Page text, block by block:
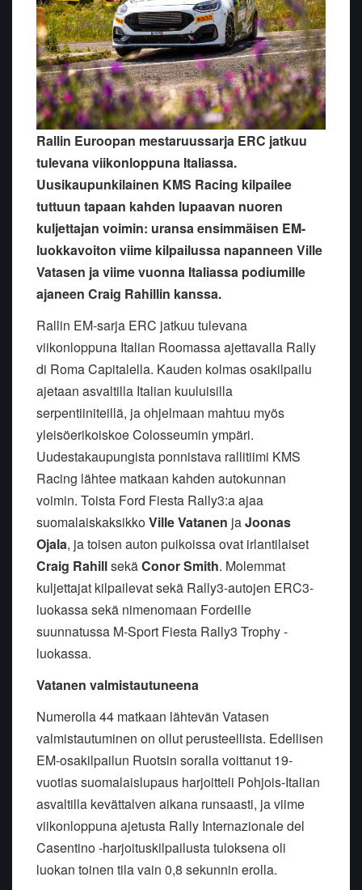
Rallin Euroopan mestaruussarja ERC jatkuu
tulevana viikonloppuna Italiassa.
Uusikaupunkilainen KMS Racing kilpailee
tuttuun tapaan kahden lupaavan nuoren
kuljettajan voimin: uransa ensimmäisen EM-
luokkavoiton viime kilpailussa napanneen Ville
Vatasen ja viime vuonna Italiassa podiumille
ajaneen Craig Rahillin kanssa.
Rallin EM-sarja ERC jatkuu tulevana
viikonloppuna Italian Roomassa ajettavalla Rally
di Roma Capitalella. Kauden kolmas osakilpailu
ajetaan asvaltilla Italian kuuluisilla
serpentiiniteillä, ja ohjelmaan mahtuu myös
yleisöerikoiskoe Colosseumin ympäri.
Uudestakaupungista ponnistava rallitiimi KMS
Racing lähtee matkaan kahden autokunnan
voimin. Toista Ford Fiesta Rally3:a ajaa
suomalaiskaksikkoVille Vatanen jaJoonas
Ojala, ja toisen auton puikoissa ovat irlantilaiset
Craig RahillsekäConor Smith. Molemmat
kuljettajat kilpailevat sekä Rally3-autojen ERC3-
luokassa sekä nimenomaan Fordeille
suunnatussa M-Sport Fiesta Rally3 Trophy -
luokassa.
Vatanen valmistautuneena
Numerolla 44 matkaan lähtevän Vatasen
valmistautuminen on ollut perusteellista. Edellisen
EM-osakilpailun Ruotsin soralla voittanut 19-
vuotias suomalaislupaus harjoitteli Pohjois-Italian
asvaltilla kevättalven aikana runsaasti, ja viime
viikonloppuna ajetusta Rally Internazionale del
Casentino -harjoituskilpailusta tuloksena oli
luokan toinen tila vain 0,8 sekunnin erolla.